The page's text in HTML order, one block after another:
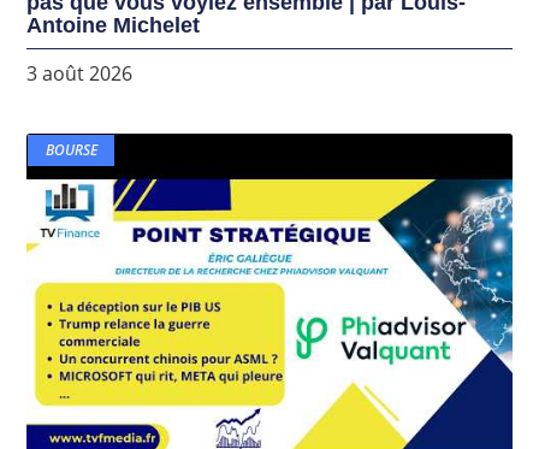
Antoine Michelet
3 août 2026
BOURSE